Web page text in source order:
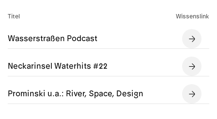
Titel Wissenslink
Wasserstraßen Podcast
Neckarinsel Waterhits #22
Prominski u.a.: River, Space, Design